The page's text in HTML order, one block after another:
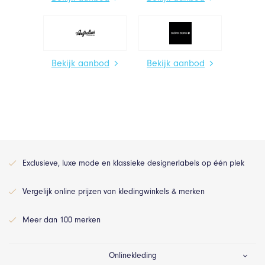
Bekijk aanbod Bekijk aanbod
Exclusieve, luxe mode en klassieke designerlabels op één plek
Vergelijk online prijzen van kledingwinkels & merken
Meer dan 100 merken
Onlinekleding